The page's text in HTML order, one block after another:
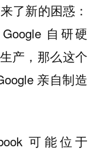
了新的困惑：
自研硬
产，那么这个
亲自制造
可能位于